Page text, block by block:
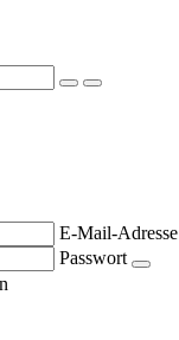
E-Mail-Adresse
Passwort